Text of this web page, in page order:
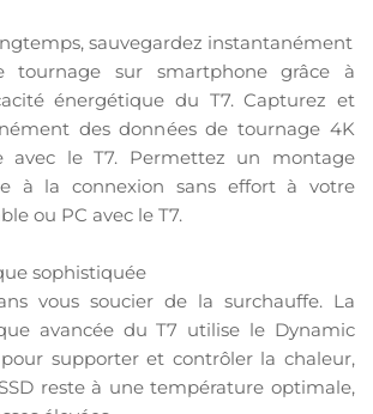
sauvegardez instantanément
tournage sur smartphone grâce à
énergétique du T7. Capturez et
des données de tournage 4K
avec le T7. Permettez un montage
à la connexion sans effort à votre
ou PC avec le T7.
sophistiquée
vous soucier de la surchauffe. La
avancée du T7 utilise le Dynamic
supporter et contrôler la chaleur,
reste à une température optimale,